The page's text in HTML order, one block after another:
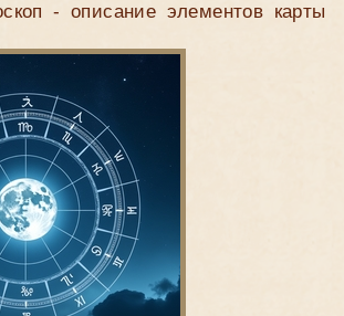
- описание элементов карты